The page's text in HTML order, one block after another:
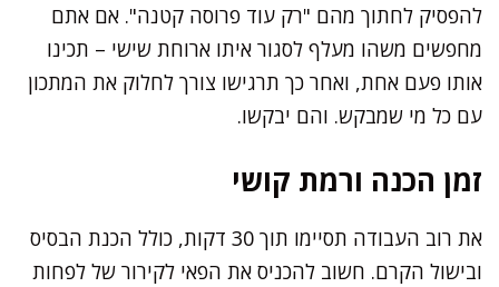
להפסיק לחתוך מהם "רק עוד פרוסה קטנה". אם אתם
מחפשים משהו מעלף לסגור איתו ארוחת שישי – תכינו
אותו פעם אחת, ואחר כך תרגישו צורך לחלוק את המתכון
עם כל מי שמבקש. והם יבקשו.
זמן הכנה ורמת קושי
את רוב העבודה תסיימו תוך 30 דקות, כולל הכנת הבסיס
ובישול הקרם. חשוב להכניס את הפאי לקירור של לפחות